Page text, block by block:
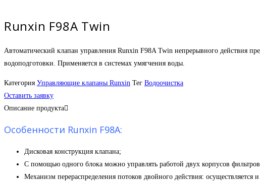
Runxin F98A Twin
Автоматический клапан управления Runxin F98A Twin непрерывного действия
водоподготовки. Применяется в системах умягчения воды.
Категория Управляющие клапаны Runxin Тег Водоочистка
Оставить заявку
Описание продукта
Особенности Runxin F98A:
Дисковая конструкция клапана;
С помощью одного блока можно управлять работой двух корпусов
Механизм перераспределения потоков двойного действия: